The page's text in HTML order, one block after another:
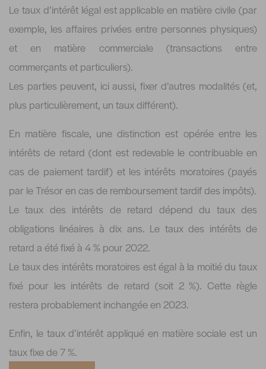
Le taux d’intérêt légal est applicable en matière civile (par
exemple, les affaires privées entre personnes physiques)
et en matière commerciale (transactions entre
commerçants et particuliers).
Les parties peuvent, ici aussi, fixer d’autres modalités (et,
plus particulièrement, un taux différent).
En matière fiscale, une distinction est opérée entre les
intérêts de retard (dont est redevable le contribuable en
cas de paiement tardif) et les intérêts moratoires (payés
par le Trésor en cas de remboursement tardif des impôts).
Le taux des intérêts de retard dépend du taux des
obligations linéaires à dix ans. Le taux des intérêts de
retard a été fixé à 4 % pour 2022.
Le taux des intérêts moratoires est égal à la moitié du taux
fixé pour les intérêts de retard (soit 2 %). Cette règle
restera probablement inchangée en 2023.
Enfin, le taux d’intérêt appliqué en matière sociale est un
taux fixe de 7 %.